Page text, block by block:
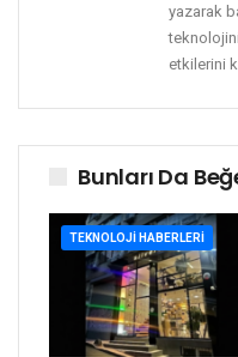
yazarak
etkilerini
Bunları Da
TEKNOLOJI HABERLERI